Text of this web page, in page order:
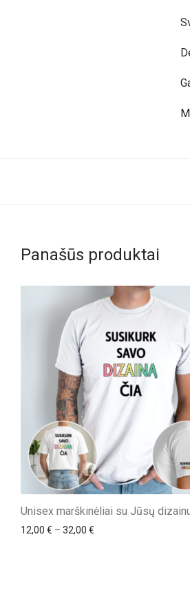
Panašūs produktai
Unisex marškinėliai su Jūsų
12,00 € – 32,00 € Price range: 12,00 €